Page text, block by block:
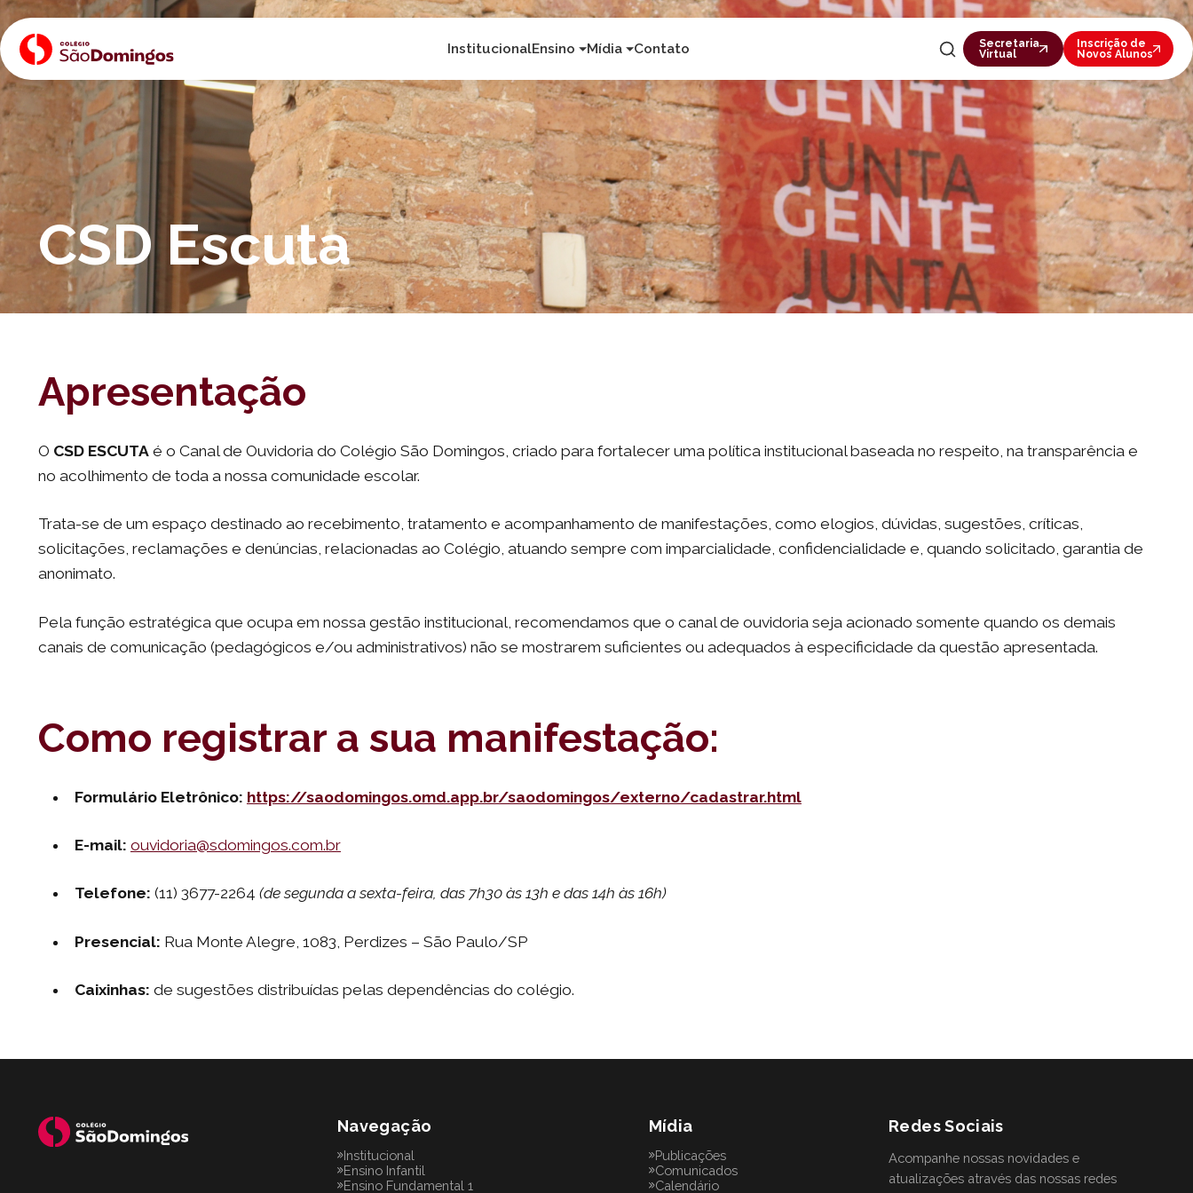
InstitucionalEnsino Mídia Contato
Secretaria
Virtual
Inscrição de
Novos Alunos
CSD Escuta
Apresentação
O CSD ESCUTAé o Canal de Ouvidoria do Colégio São Domingos, criado para fortalecer uma política institucional baseada no respeito, na transparência e
no acolhimento de toda a nossa comunidade escolar.
Trata-se de um espaço destinado ao recebimento, tratamento e acompanhamento de manifestações, como elogios, dúvidas, sugestões, críticas,
solicitações, reclamações e denúncias, relacionadas ao Colégio, atuando sempre com imparcialidade, confidencialidade e, quando solicitado, garantia de
anonimato.
Pela função estratégica que ocupa em nossa gestão institucional, recomendamos que o canal de ouvidoria seja acionado somente quando os demais
canais de comunicação (pedagógicos e/ou administrativos) não se mostrarem suficientes ou adequados à especificidade da questão apresentada.
Como registrar a sua manifestação:
Formulário Eletrônico: https://saodomingos.omd.app.br/saodomingos/externo/cadastrar.html
E-mail: ouvidoria@sdomingos.com.br
Telefone: (11) 3677-2264 (de segunda a sexta-feira, das 7h30 às 13h e das 14h às 16h)
Presencial: Rua Monte Alegre, 1083, Perdizes – São Paulo/SP
Caixinhas: de sugestões distribuídas pelas dependências do colégio.
Navegação
Institucional
Ensino Infantil
Ensino Fundamental 1
Mídia
Publicações
Comunicados
Calendário
Redes Sociais
Acompanhe nossas novidades e
atualizações através das nossas redes